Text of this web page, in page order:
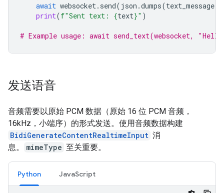
await websocket. send( json .dumps(text_message
print(f"Sent text: {text}" )
# Example usage: await send_text(websocket,
发送语音
音频需要以原始 PCM 数据（原始 16 位 PCM 音频，
16kHz，小端序）的形式发送。使用音频数据构建
BidiGenerateContentRealtimeInput 消
息。
mimeType 至关重要。
Python JavaScript